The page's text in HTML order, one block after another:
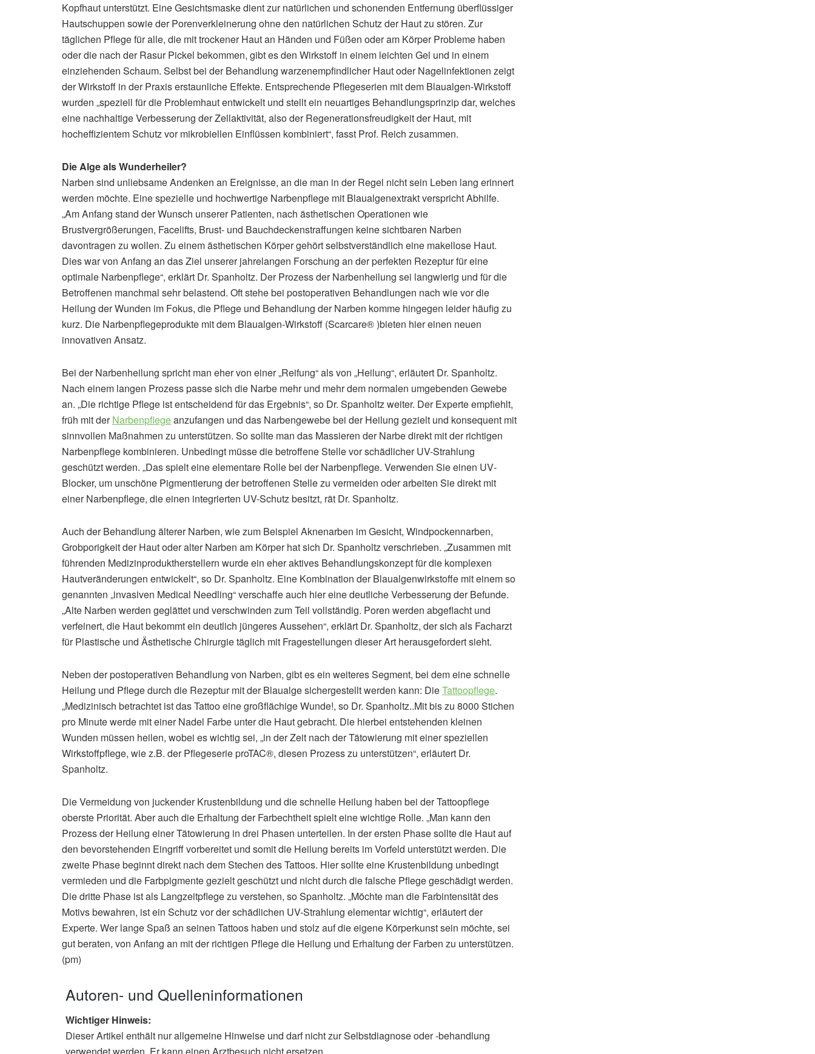
Kopfhaut unterstützt. Eine Gesichtsmaske dient zur natürlichen und schonenden Entfernung überflüssiger
Hautschuppen sowie der Porenverkleinerung ohne den natürlichen Schutz der Haut zu stören. Zur
täglichen Pflege für alle, die mit trockener Haut an Händen und Füßen oder am Körper Probleme haben
oder die nach der Rasur Pickel bekommen, gibt es den Wirkstoff in einem leichten Gel und in einem
einziehenden Schaum. Selbst bei der Behandlung warzenempfindlicher Haut oder Nagelinfektionen zeigt
der Wirkstoff in der Praxis erstaunliche Effekte. Entsprechende Pflegeserien mit dem Blaualgen-Wirkstoff
wurden „speziell für die Problemhaut entwickelt und stellt ein neuartiges Behandlungsprinzip dar, welches
eine nachhaltige Verbesserung der Zellaktivität, also der Regenerationsfreudigkeit der Haut, mit
hocheffizientem Schutz vor mikrobiellen Einflüssen kombiniert“, fasst Prof. Reich zusammen.
Die Alge als Wunderheiler?
Narben sind unliebsame Andenken an Ereignisse, an die man in der Regel nicht sein Leben lang erinnert
werden möchte. Eine spezielle und hochwertige Narbenpflege mit Blaualgenextrakt verspricht Abhilfe.
„Am Anfang stand der Wunsch unserer Patienten, nach ästhetischen Operationen wie
Brustvergrößerungen, Facelifts, Brust-­ und Bauchdeckenstraffungen keine sichtbaren Narben
davontragen zu wollen. Zu einem ästhetischen Körper gehört selbstverständlich eine makellose Haut.
Dies war von Anfang an das Ziel unserer jahrelangen Forschung an der perfekten Rezeptur für eine
optimale Narbenpflege“, erklärt Dr. Spanholtz. Der Prozess der Narbenheilung sei langwierig und für die
Betroffenen manchmal sehr belastend. Oft stehe bei postoperativen Behandlungen nach wie vor die
Heilung der Wunden im Fokus, die Pflege und Behandlung der Narben komme hingegen leider häufig zu
kurz. Die Narbenpflegeprodukte mit dem Blaualgen-Wirkstoff (Scarcare® )bieten hier einen neuen
innovativen Ansatz.
Bei der Narbenheilung spricht man eher von einer „Reifung“ als von „Heilung“, erläutert Dr. Spanholtz.
Nach einem langen Prozess passe sich die Narbe mehr und mehr dem normalen umgebenden Gewebe
an. „Die richtige Pflege ist entscheidend für das Ergebnis“, so Dr. Spanholtz weiter. Der Experte empfiehlt,
früh mit derNarbenpflegeanzufangen und das Narbengewebe bei der Heilung gezielt und konsequent mit
sinnvollen Maßnahmen zu unterstützen. So sollte man das Massieren der Narbe direkt mit der richtigen
Narbenpflege kombinieren. Unbedingt müsse die betroffene Stelle vor schädlicher UV-­Strahlung
geschützt werden. „Das spielt eine elementare Rolle bei der Narbenpflege. Verwenden Sie einen UV‐
Blocker, um unschöne Pigmentierung der betroffenen Stelle zu vermeiden oder arbeiten Sie direkt mit
einer Narbenpflege, die einen integrierten UV-Schutz besitzt, rät Dr. Spanholtz.
Auch der Behandlung älterer Narben, wie zum Beispiel Aknenarben im Gesicht, Windpockennarben,
Grobporigkeit der Haut oder alter Narben am Körper hat sich Dr. Spanholtz verschrieben. „Zusammen mit
führenden Medizinproduktherstellern wurde ein eher aktives Behandlungskonzept für die komplexen
Hautveränderungen entwickelt“, so Dr. Spanholtz. Eine Kombination der Blaualgenwirkstoffe mit einem so
genannten „invasiven Medical Needling“ verschaffe auch hier eine deutliche Verbesserung der Befunde.
„Alte Narben werden geglättet und verschwinden zum Teil vollständig. Poren werden abgeflacht und
verfeinert, die Haut bekommt ein deutlich jüngeres Aussehen“, erklärt Dr. Spanholtz, der sich als Facharzt
für Plastische und Ästhetische Chirurgie täglich mit Fragestellungen dieser Art herausgefordert sieht.
Neben der postoperativen Behandlung von Narben, gibt es ein weiteres Segment, bei dem eine schnelle
Heilung und Pflege durch die Rezeptur mit der Blaualge sichergestellt werden kann: DieTattoopflege.
„Medizinisch betrachtet ist das Tattoo eine großflächige Wunde!, so Dr. Spanholtz..Mit bis zu 8000 Stichen
pro Minute werde mit einer Nadel Farbe unter die Haut gebracht. Die hierbei entstehenden kleinen
Wunden müssen heilen, wobei es wichtig sei, „in der Zeit nach der Tätowierung mit einer speziellen
Wirkstoffpflege, wie z.B. der Pflegeserie proTAC®, diesen Prozess zu unterstützen“, erläutert Dr.
Spanholtz.
Die Vermeidung von juckender Krustenbildung und die schnelle Heilung haben bei der Tattoopflege
oberste Priorität. Aber auch die Erhaltung der Farbechtheit spielt eine wichtige Rolle. „Man kann den
Prozess der Heilung einer Tätowierung in drei Phasen unterteilen. In der ersten Phase sollte die Haut auf
den bevorstehenden Eingriff vorbereitet und somit die Heilung bereits im Vorfeld unterstützt werden. Die
zweite Phase beginnt direkt nach dem Stechen des Tattoos. Hier sollte eine Krustenbildung unbedingt
vermieden und die Farbpigmente gezielt geschützt und nicht durch die falsche Pflege geschädigt werden.
Die dritte Phase ist als Langzeitpflege zu verstehen, so Spanholtz. „Möchte man die Farbintensität des
Motivs bewahren, ist ein Schutz vor der schädlichen UV-­Strahlung elementar wichtig“, erläutert der
Experte. Wer lange Spaß an seinen Tattoos haben und stolz auf die eigene Körperkunst sein möchte, sei
gut beraten, von Anfang an mit der richtigen Pflege die Heilung und Erhaltung der Farben zu unterstützen.
(pm)
Autoren- und Quelleninformationen
Wichtiger Hinweis:
Dieser Artikel enthält nur allgemeine Hinweise und darf nicht zur Selbstdiagnose oder -behandlung
verwendet werden. Er kann einen Arztbesuch nicht ersetzen.